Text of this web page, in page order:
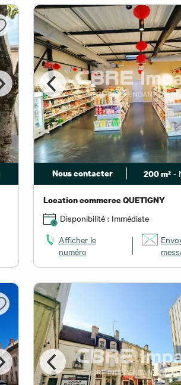
Nous contacter 200 m² -
Location commerce QUETIGNY
Disponibilité : Immédiate
Afficher le
numéro